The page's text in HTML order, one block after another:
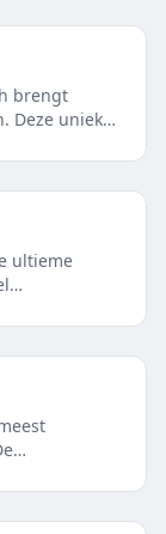
brengt
Deze unieke
een
ultieme
krachtig
te